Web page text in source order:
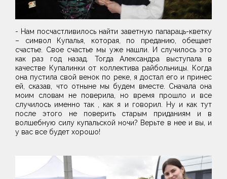
- Нам посчастливилось найти заветную папараць-кветку
– символ Купалья, которая, по преданию, обещает
счастье. Свое счастье мы уже нашли. И случилось это
как раз год назад. Тогда Александра выступала в
качестве Купалинки от коллектива райбольницы. Когда
она пустила свой венок по реке, я достал его и принес
ей, сказав, что отныне мы будем вместе. Сначала она
моим словам не поверила, но время прошло и все
случилось именно так , как я и говорил. Ну и как тут
после этого не поверить старым приданиям и в
волшебную силу купальской ночи? Верьте в нее и вы, и
у вас все будет хорошо!